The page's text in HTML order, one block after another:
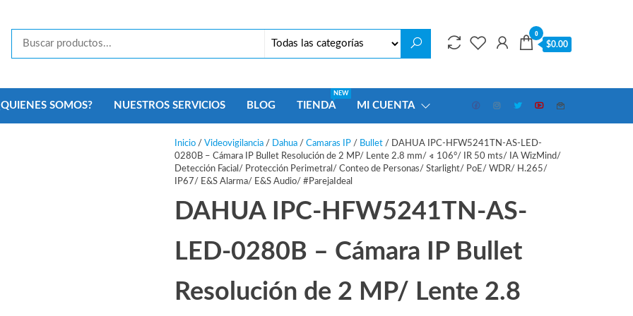
Security
Monterrey
0
$0.00
SOMOS? NUESTROS SERVICIOS BLOG TIENDA
NEW
MI CUENTA
Inicio/ Videovigilancia/ Dahua/ Camaras IP/ Bullet/ DAHUA IPC-HFW5241TN-AS-LED-
0280B – Cámara IP Bullet Resolución de 2 MP/ Lente 2.8 mm/ ∢ 106°/ IR 50 mts/ IA WizMind/
Detección Facial/ Protección Perimetral/ Conteo de Personas/ Starlight/ PoE/ WDR/ H.265/
IP67/ E&S Alarma/ E&S Audio/ #ParejaIdeal
DAHUA IPC-HFW5241TN-AS-
LED-0280B – Cámara IP Bullet
Resolución de 2 MP/ Lente 2.8